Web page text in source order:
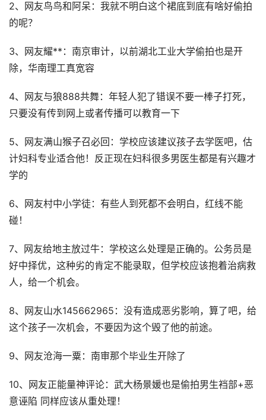
2、网友鸟鸟和阿呆：我就不明白这个裙底到底有啥好偷拍
的呢？
3、网友耀**：南京审计，以前湖北工业大学偷拍也是开
除，华南理工真宽容
4、网友与狼888共舞：年轻人犯了错误不要一棒子打死，
只要没有传到网上或者传播可以教育一下
5、网友满山猴子召必回：学校应该建议孩子去学医吧，估
计妇科专业适合他！反正现在妇科很多男医生都是有兴趣才
学的
6、网友村中小学徒：有些人到死都不会明白，红线不能
碰！
7、网友给地主放过牛：学校这么处理是正确的。公务员是
好中择优，这种劣的肯定不能录取，但学校应该抱着治病救
人，给一个机会。
8、网友山水145662965：没有造成恶劣影响，算了吧，给
这个孩子一次机会，不要因为这个毁了他的前途。
9、网友沧海一粟：南审那个毕业生开除了
10、网友正能量神评论：武大杨景媛也是偷拍男生裆部+恶
意诬陷 同样应该从重处理！